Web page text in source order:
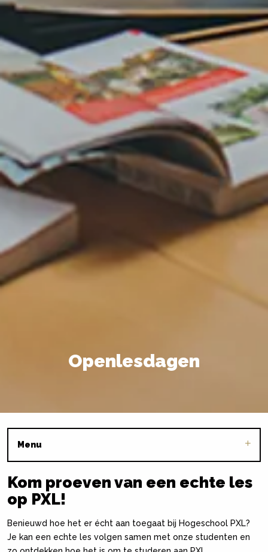
Openlesdagen
Menu
Kom proeven van een echte les
op PXL!
Benieuwd hoe het er écht aan toegaat bij Hogeschool PXL?
Je kan een echte les volgen samen met onze studenten en